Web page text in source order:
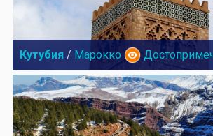
Кутубия / Марокко